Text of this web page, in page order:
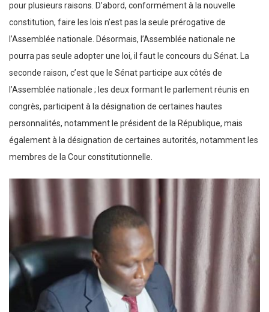
pour plusieurs raisons. D’abord, conformément à la nouvelle
constitution, faire les lois n’est pas la seule prérogative de
l’Assemblée nationale. Désormais, l’Assemblée nationale ne
pourra pas seule adopter une loi, il faut le concours du Sénat. La
seconde raison, c’est que le Sénat participe aux côtés de
l’Assemblée nationale ; les deux formant le parlement réunis en
congrès, participent à la désignation de certaines hautes
personnalités, notamment le président de la République, mais
également à la désignation de certaines autorités, notamment les
membres de la Cour constitutionnelle.